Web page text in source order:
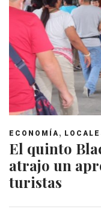
ECONOMÍA,
El quinto
atrajo un
turistas